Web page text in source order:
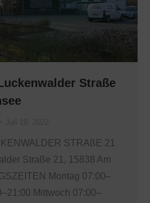
Straße
STRAßE 21
Straße 21, 15838 Am
Montag 07:00–
Mittwoch 07:00–